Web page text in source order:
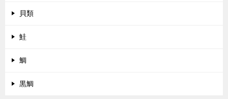
貝類
鮭
鯛
黒鯛